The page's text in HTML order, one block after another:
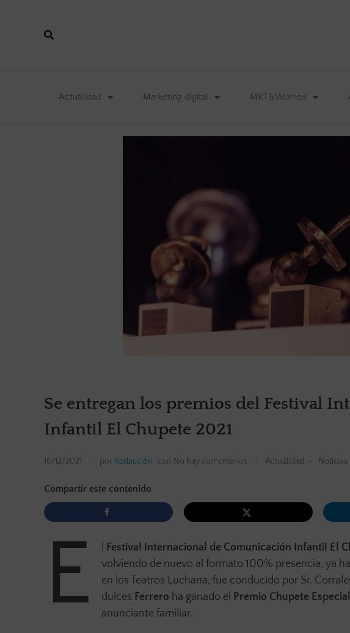
Actualidad Marketing digital MKT&Women
Se entregan los premios del Festival
Infantil El Chupete 2021
16/12/2021 por Redacción con No hay comentarios Actualidad Noticias
Compartir este contenido
E Festival Internacional de Comunicación Infantil El
volviendo de nuevo al formato 100% presencia, ya
en los Teatros Luchana, fue conducido por Sr.
dulces Ferrero ha ganado el Premio Chupete
anunciante familiar.